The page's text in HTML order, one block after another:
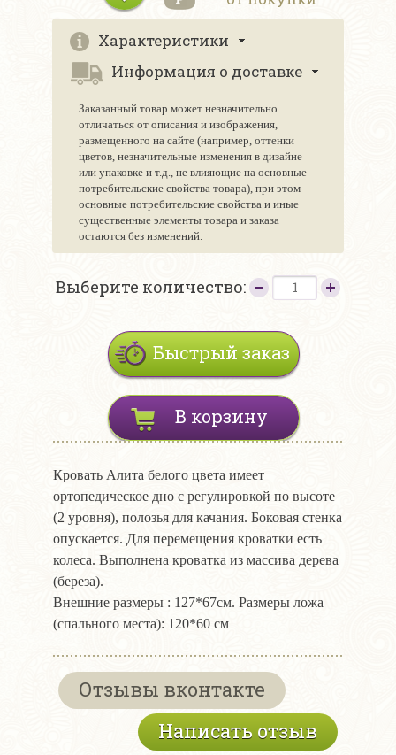
Характеристики
Информация о доставке
Заказанный товар может незначительно
отличаться от описания и изображения,
размещенного на сайте (например, оттенки
цветов, незначительные изменения в дизайне
или упаковке и т.д., не влияющие на основные
потребительские свойства товара), при этом
основные потребительские свойства и иные
существенные элементы товара и заказа
остаются без изменений.
Выберите количество:
Быстрый заказ
В корзину
Кровать Алита белого цвета имеет
ортопедическое дно с регулировкой по высоте
(2 уровня), полозья для качания. Боковая стенка
опускается. Для перемещения кроватки есть
колеса. Выполнена кроватка из массива дерева
(береза).
Внешние размеры : 127*67см. Размеры ложа
(спального места): 120*60 см
Отзывы вконтакте
Написать отзыв